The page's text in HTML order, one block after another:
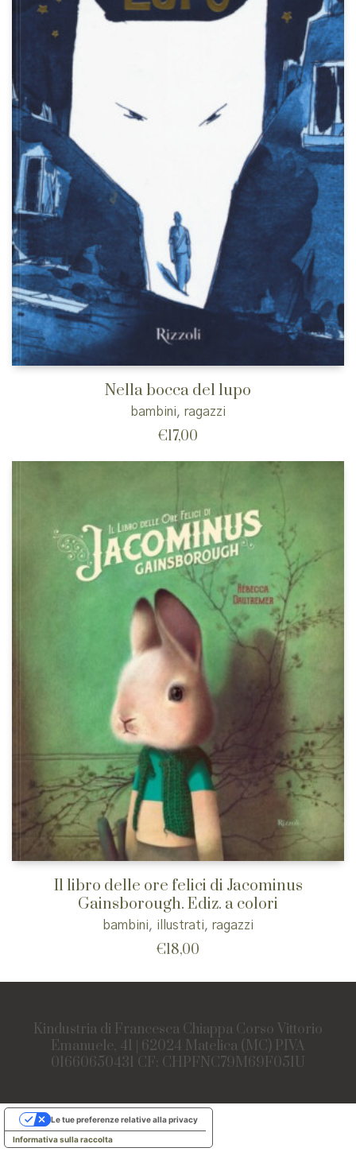
Nella bocca del lupo
bambini, ragazzi
€17,00
Il libro delle ore felici di Jacominus
Gainsborough. Ediz. a colori
bambini, illustrati, ragazzi
€18,00
Kindustria di Francesca Chiappa Corso Vittorio
Emanuele, 41 | 62024 Matelica (MC) PIVA
01660650431 CF: CHPFNC79M69F051U
Informativa sulla raccolta
Le tue preferenze relative alla privacy